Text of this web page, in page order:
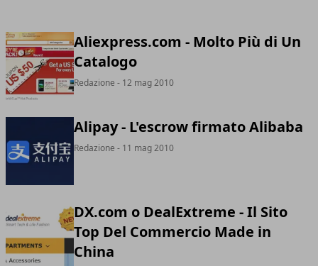
Aliexpress.com - Molto Più di Un
Catalogo
Redazione - 12 mag 2010
Alipay - L'escrow firmato Alibaba
Redazione - 11 mag 2010
DX.com o DealExtreme - Il Sito
Top Del Commercio Made in
China